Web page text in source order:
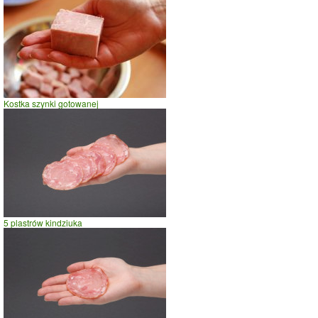
spacer
prasowanie
prowadzenie samochodu
Kostka szynki gotowanej
5 plastrów kindziuka